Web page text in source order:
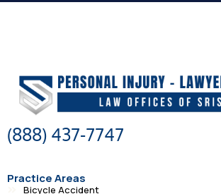
(888) 437-7747
Practice Areas
Bicycle Accident